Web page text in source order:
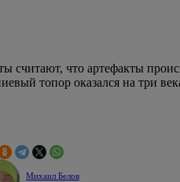
что артефакты
топор оказался на три
Михаил Белов